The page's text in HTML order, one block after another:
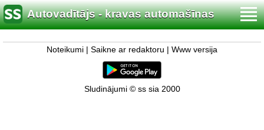
Autovadītājs - kravas automašīnas
Noteikumi Saikne ar redaktoru Www versija
Sludinājumi © ss sia 2000